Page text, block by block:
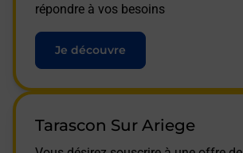
répondre à vos besoins
Je découvre
Tarascon Sur Ariege